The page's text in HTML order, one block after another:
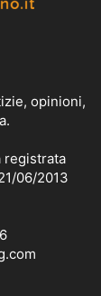
opinioni,
registrata
06/2013